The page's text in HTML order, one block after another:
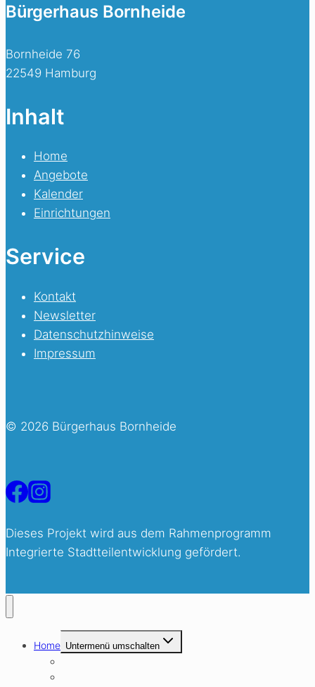
Bürgerhaus Bornheide
Bornheide 76
22549 Hamburg
Inhalt
Home
Angebote
Kalender
Einrichtungen
Service
Kontakt
Newsletter
Datenschutzhinweise
Impressum
© 2026 Bürgerhaus Bornheide
Dieses Projekt wird aus dem Rahmenprogramm
Integrierte Stadtteilentwicklung gefördert.
Home Untermenü umschalten